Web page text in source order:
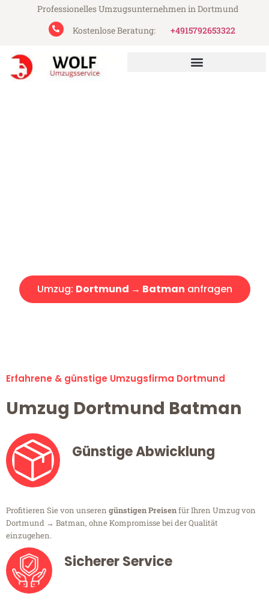
Professionelles Umzugsunternehmen in Dortmund
Kostenlose Beratung:
+4915792653322
Umzug: Dortmund → Batman anfragen
Erfahrene & günstige Umzugsfirma Dortmund
Umzug Dortmund Batman
Günstige Abwicklung
Profitieren Sie von unseren günstigen Preisenfür Ihren Umzug von
Dortmund → Batman, ohne Kompromisse bei der Qualität
einzugehen.
Sicherer Service